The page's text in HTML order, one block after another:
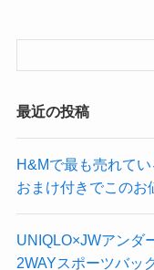
最近の投稿
​H&Mで最も売れて
おまけ付きでこのお
UNIQLO×JWアンダ
2WAYスポーツバッ